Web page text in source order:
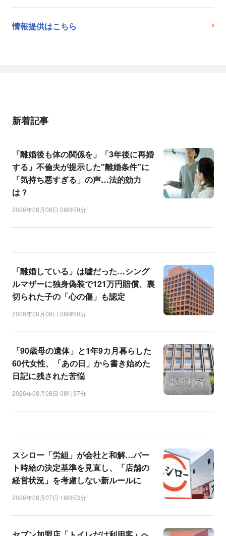
情報提供はこちら
新着記事
「離婚後も体の関係を」「3年後に再婚
する」不倫夫が提示した"離婚条件"に
「気持ち悪すぎる」の声…法的効力
は？
2026年08月08日 08時59分
「離婚している」は嘘だった…シング
ルマザーに独身偽装で121万円賠償、裏
切られた子の「心の傷」も認定
2026年08月08日 08時50分
「90歳母の遺体」と1年9カ月暮らした
60代女性、「あの日」から書き始めた
日記に残された苦悩
2026年08月08日 08時37分
スシロー「労組」が会社と和解…パー
ト時給の決定基準を見直し、「店舗の
経営状況」を考慮しない新ルールに
2026年08月07日 18時53分